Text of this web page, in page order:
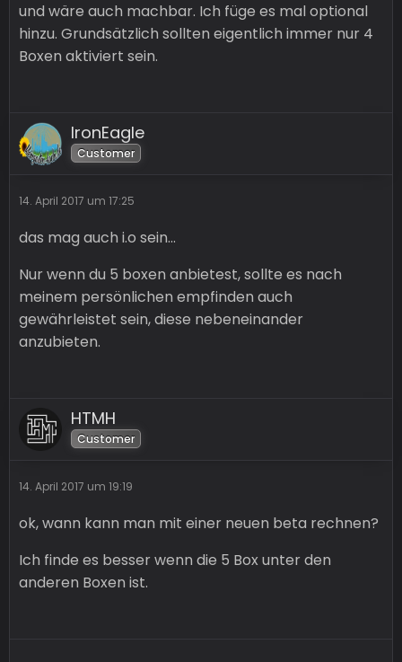
und wäre auch machbar. Ich füge es mal optional
hinzu. Grundsätzlich sollten eigentlich immer nur 4
Boxen aktiviert sein.
IronEagle
Customer
14. April 2017 um 17:25
das mag auch i.o sein...
Nur wenn du 5 boxen anbietest, sollte es nach
meinem persönlichen empfinden auch
gewährleistet sein, diese nebeneinander
anzubieten.
HTMH
Customer
14. April 2017 um 19:19
ok, wann kann man mit einer neuen beta rechnen?
Ich finde es besser wenn die 5 Box unter den
anderen Boxen ist.